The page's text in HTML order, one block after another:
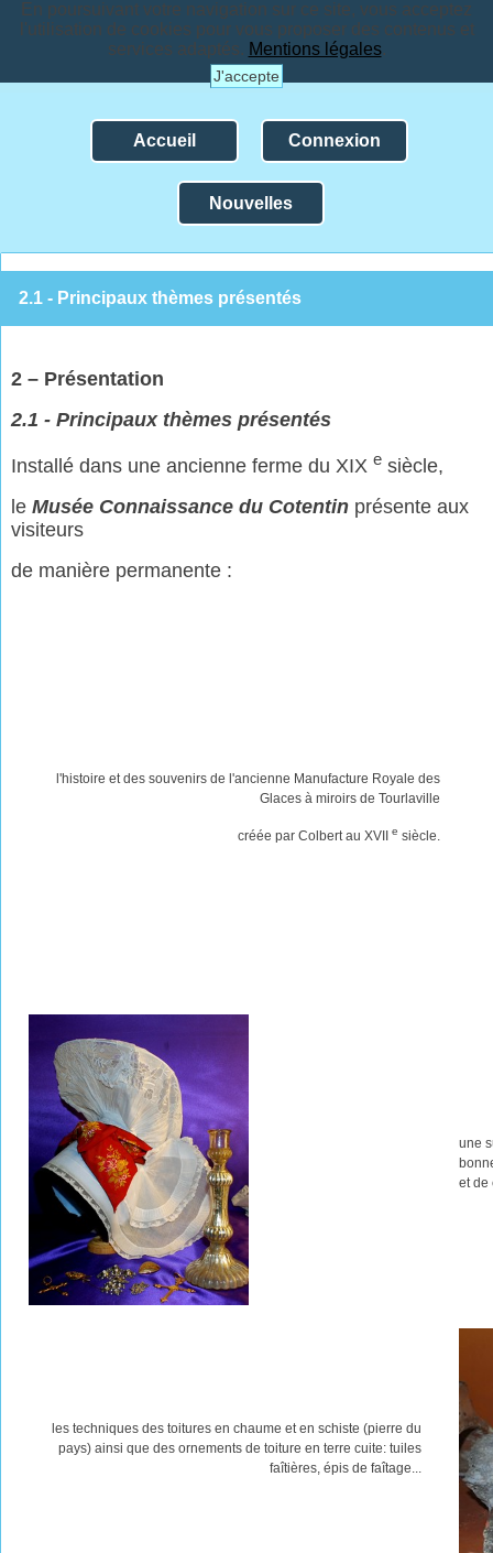
En poursuivant votre navigation sur ce site, vous acceptez
l'utilisation de cookies pour vous proposer des contenus et
services adaptés. Mentions légales.
J'accepte
Accueil Connexion
Nouvelles
2.1 - Principaux thèmes présentés
2 – Présentation
2.1 - Principaux thèmes présentés
Installé dans une ancienne ferme du XIXe siècle,
leMusée Connaissance du Cotentin présente aux
visiteurs
de manière permanente :
l'histoire et des souvenirs de l'ancienne Manufacture Royale des
Glaces à miroirs de Tourlaville
créée par Colbert au XVIIe siècle.
une
et de
les techniques des toitures en chaume et en schiste (pierre du
pays) ainsi que des ornements de toiture en terre cuite: tuiles
faîtières, épis de faîtage...